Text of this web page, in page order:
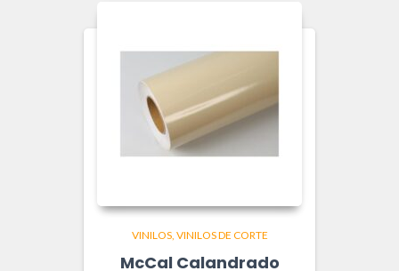
VINILOS VINILOS DE CORTE
McCal Calandrado